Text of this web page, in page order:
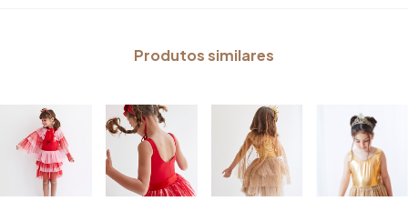
Produtos similares